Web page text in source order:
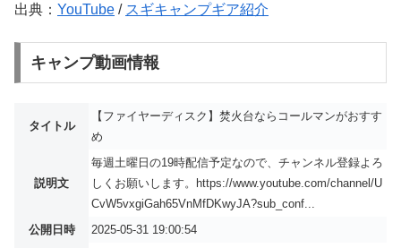
出典： YouTube / スギキャンプギア紹介
キャンプ動画情報
タイトル
【ファイヤーディスク】焚火台ならコールマンがおすす
め
説明文
毎週土曜日の19時配信予定なので、チャンネル登録よろ
しくお願いします。https://www.youtube.com/channel/U
CvW5vxgiGah65VnMfDKwyJA?sub_conf...
公開日時
2025-05-31 19:00:54